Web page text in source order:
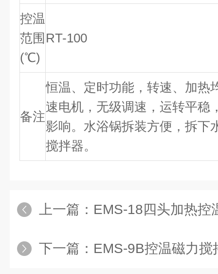
控温
范围
(℃)
RT-100
备注
恒温、定时功能，转速、加热
速电机，无级调速，运转平稳
影响。水浴锅拆装方便，拆下
搅拌器。
上一篇： EMS-18四头加热控
下一篇： EMS-9B控温磁力搅